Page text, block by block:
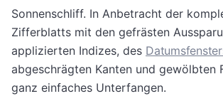
Sonnenschliff. In Anbetracht der
Zifferblatts mit den gefrästen
applizierten Indizes, des
abgeschrägten Kanten und gewölbten
ganz einfaches Unterfangen.